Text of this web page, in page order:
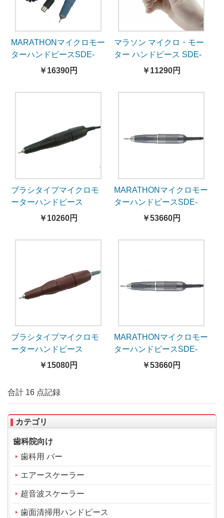
MARATHONマイクロモー
ターハンドピースSDE-
SH37L(M45)￥16390円
マラソン マイクロ・モー
ター ハンドピース SDE-
￥11290円
ブラシタイプマイクロモ
ーターハンドピース
AGD102L￥10260円
MARATHONマイクロモー
ターハンドピースSDE-
BM40S1（ブラシレス）
￥53660円
ブラシタイプマイクロモ
ーターハンドピース
AGD102LN￥15080円
MARATHONマイクロモー
ターハンドピースSDE-
BM50S1（ブラシレス）
￥53660円
合計 16 点記録
カテゴリ
歯科院向け
歯科用 バー
エアースケーラー
超音波スケーラー
歯面清掃用ハンドピース